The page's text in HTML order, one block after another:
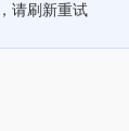
请刷新重试